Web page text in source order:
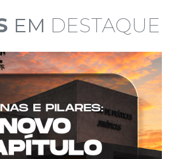
EM DESTAQUE